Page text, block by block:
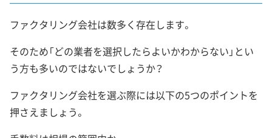
ファクタリング会社は数多く存在します。
そのため「どの業者を選択したらよいかわからない」とい
う方も多いのではないでしょうか？
ファクタリング会社を選ぶ際には以下の5つのポイントを
押さえましょう。